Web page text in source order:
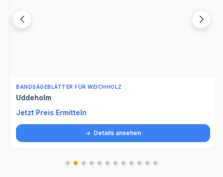
BANDSÄGEBLÄTTER FÜR WEICHHOLZ
Uddeholm
Jetzt Preis Ermitteln
Details ansehen